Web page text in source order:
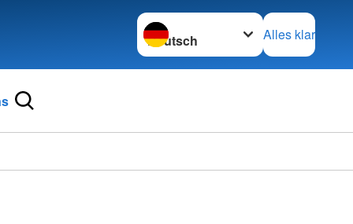
Sprache wechseln zu
Alles klar